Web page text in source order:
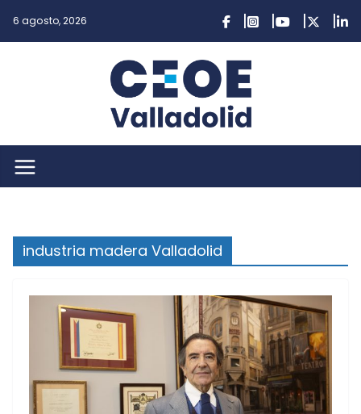
6 agosto, 2026
industria madera Valladolid